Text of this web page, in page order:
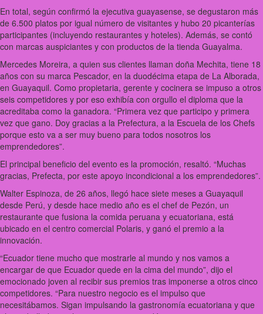
En total, según confirmó la ejecutiva guayasense, se degustaron más
de 6.500 platos por igual número de visitantes y hubo 20 picanterías
participantes (incluyendo restaurantes y hoteles). Además, se contó
con marcas auspiciantes y con productos de la tienda Guayalma.
Mercedes Moreira, a quien sus clientes llaman doña Mechita, tiene 18
años con su marca Pescador, en la duodécima etapa de La Alborada,
en Guayaquil. Como propietaria, gerente y cocinera se impuso a otros
seis competidores y por eso exhibía con orgullo el diploma que la
acreditaba como la ganadora. “Primera vez que participo y primera
vez que gano. Doy gracias a la Prefectura, a la Escuela de los Chefs
porque esto va a ser muy bueno para todos nosotros los
emprendedores”.
El principal beneficio del evento es la promoción, resaltó. “Muchas
gracias, Prefecta, por este apoyo incondicional a los emprendedores”.
Walter Espinoza, de 26 años, llegó hace siete meses a Guayaquil
desde Perú, y desde hace medio año es el chef de Pezón, un
restaurante que fusiona la comida peruana y ecuatoriana, está
ubicado en el centro comercial Polaris, y ganó el premio a la
innovación.
“Ecuador tiene mucho que mostrarle al mundo y nos vamos a
encargar de que Ecuador quede en la cima del mundo”, dijo el
emocionado joven al recibir sus premios tras imponerse a otros cinco
competidores. “Para nuestro negocio es el impulso que
necesitábamos. Sigan impulsando la gastronomía ecuatoriana y que